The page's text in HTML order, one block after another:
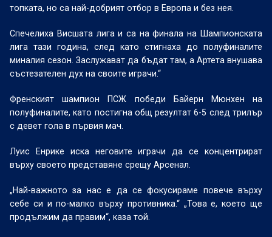
топката, но са най-добрият отбор в Европа и без нея.
Спечелиха Висшата лига и са на финала на Шампионската
лига тази година, след като стигнаха до полуфиналите
миналия сезон. Заслужават да бъдат там, а Артета внушава
състезателен дух на своите играчи.“
Френският шампион ПСЖ победи Байерн Мюнхен на
полуфиналите, като постигна общ резултат 6-5 след трилър
с девет гола в първия мач.
Луис Енрике иска неговите играчи да се концентрират
върху своето представяне срещу Арсенал.
„Най-важното за нас е да се фокусираме повече върху
себе си и по-малко върху противника.“ „Това е, което ще
продължим да правим“, каза той.